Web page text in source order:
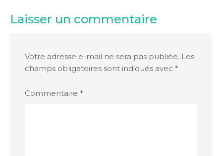
Laisser un commentaire
Votre adresse e-mail ne sera pas publiée. Les
champs obligatoires sont indiqués avec *
Commentaire *